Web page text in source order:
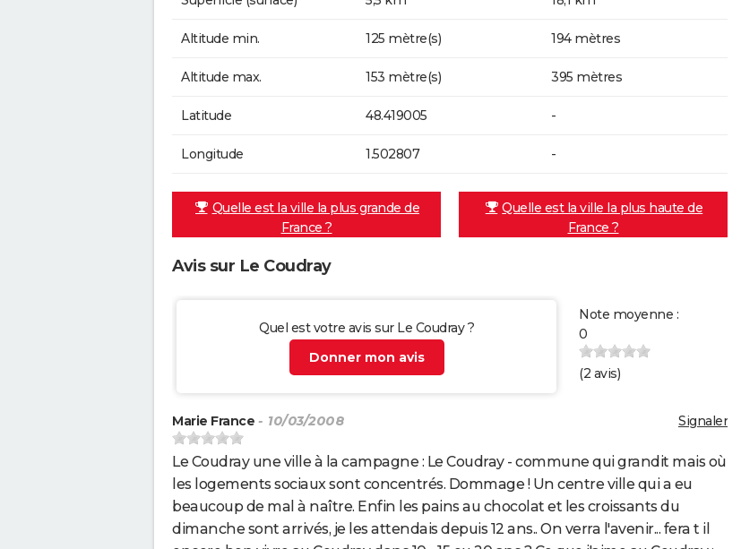
Altitude min. 125 mètre(s) 194 mètres
Altitude max. 153 mètre(s) 395 mètres
Latitude 48.419005 -
Longitude 1.502807 -
Quelle est la ville la plus grande de
France ?
Quelle est la ville la plus haute de
France ?
Avis sur Le Coudray
Quel est votre avis sur Le Coudray ?
Donner mon avis
Note moyenne :
0
(2 avis)
Signaler
Marie France - 10/03/2008
Le Coudray une ville à la campagne : Le Coudray - commune qui grandit mais où
les logements sociaux sont concentrés. Dommage ! Un centre ville qui a eu
beaucoup de mal à naître. Enfin les pains au chocolat et les croissants du
dimanche sont arrivés, je les attendais depuis 12 ans.. On verra l'avenir... fera t il